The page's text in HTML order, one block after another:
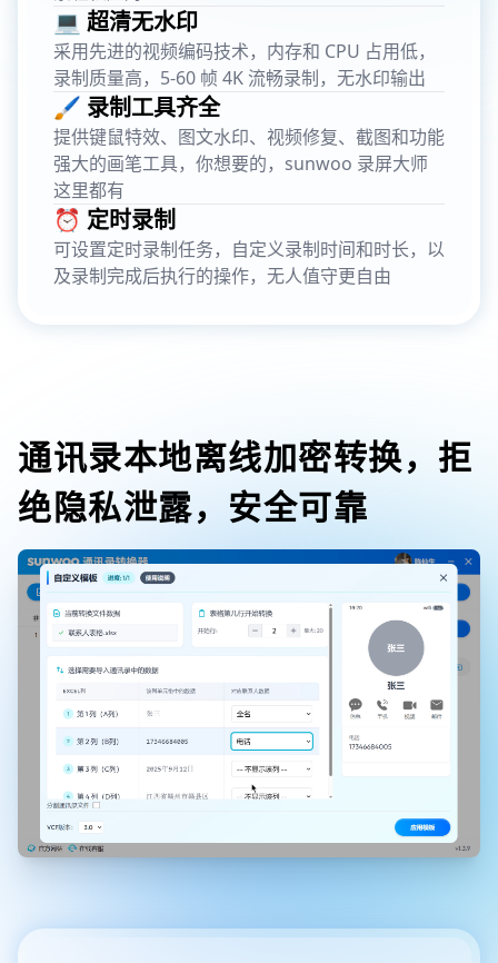
💻 超清无水印
采用先进的视频编码技术，内存和 CPU 占用低，
录制质量高，5-60 帧 4K 流畅录制，无水印输出
🖌️ 录制工具齐全
提供键鼠特效、图文水印、视频修复、截图和功能
强大的画笔工具，你想要的，sunwoo 录屏大师
这里都有
⏰ 定时录制
可设置定时录制任务，自定义录制时间和时长，以
及录制完成后执行的操作，无人值守更自由
通讯录本地离线加密转换，拒
绝隐私泄露，安全可靠